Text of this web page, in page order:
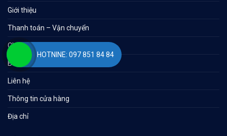
Giới thiệu
Thanh toán – Vận chuyển
Chính sách & quy định
Bản đồ
Liên hệ
Thông tin cửa hàng
Địa chỉ
HOTNINE: 097 851 84 84